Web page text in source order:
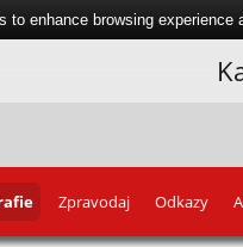
Zpravodaj Odkazy
enhance browsing experience